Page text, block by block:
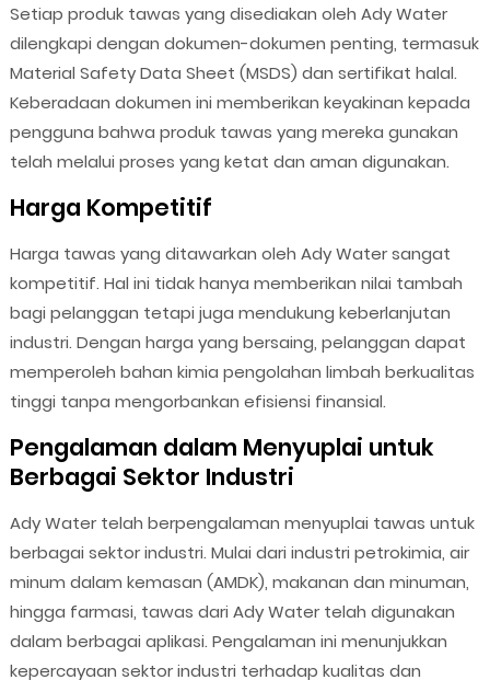
Setiap produk tawas yang disediakan oleh Ady Water
dilengkapi dengan dokumen-dokumen penting, termasuk
Material Safety Data Sheet (MSDS) dan sertifikat halal.
Keberadaan dokumen ini memberikan keyakinan kepada
pengguna bahwa produk tawas yang mereka gunakan
telah melalui proses yang ketat dan aman digunakan.
Harga Kompetitif
Harga tawas yang ditawarkan oleh Ady Water sangat
kompetitif. Hal ini tidak hanya memberikan nilai tambah
bagi pelanggan tetapi juga mendukung keberlanjutan
industri. Dengan harga yang bersaing, pelanggan dapat
memperoleh bahan kimia pengolahan limbah berkualitas
tinggi tanpa mengorbankan efisiensi finansial.
Pengalaman dalam Menyuplai untuk
Berbagai Sektor Industri
Ady Water telah berpengalaman menyuplai tawas untuk
berbagai sektor industri. Mulai dari industri petrokimia, air
minum dalam kemasan (AMDK), makanan dan minuman,
hingga farmasi, tawas dari Ady Water telah digunakan
dalam berbagai aplikasi. Pengalaman ini menunjukkan
kepercayaan sektor industri terhadap kualitas dan